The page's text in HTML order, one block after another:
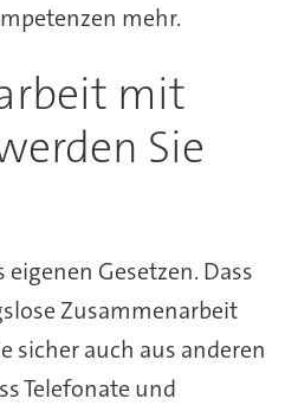
mehr.
mit
Sie
Gesetzen. Dass
Zusammenarbeit
sicher auch aus anderen
Telefonate und